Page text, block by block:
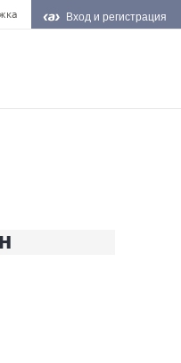
Вход и регистрация